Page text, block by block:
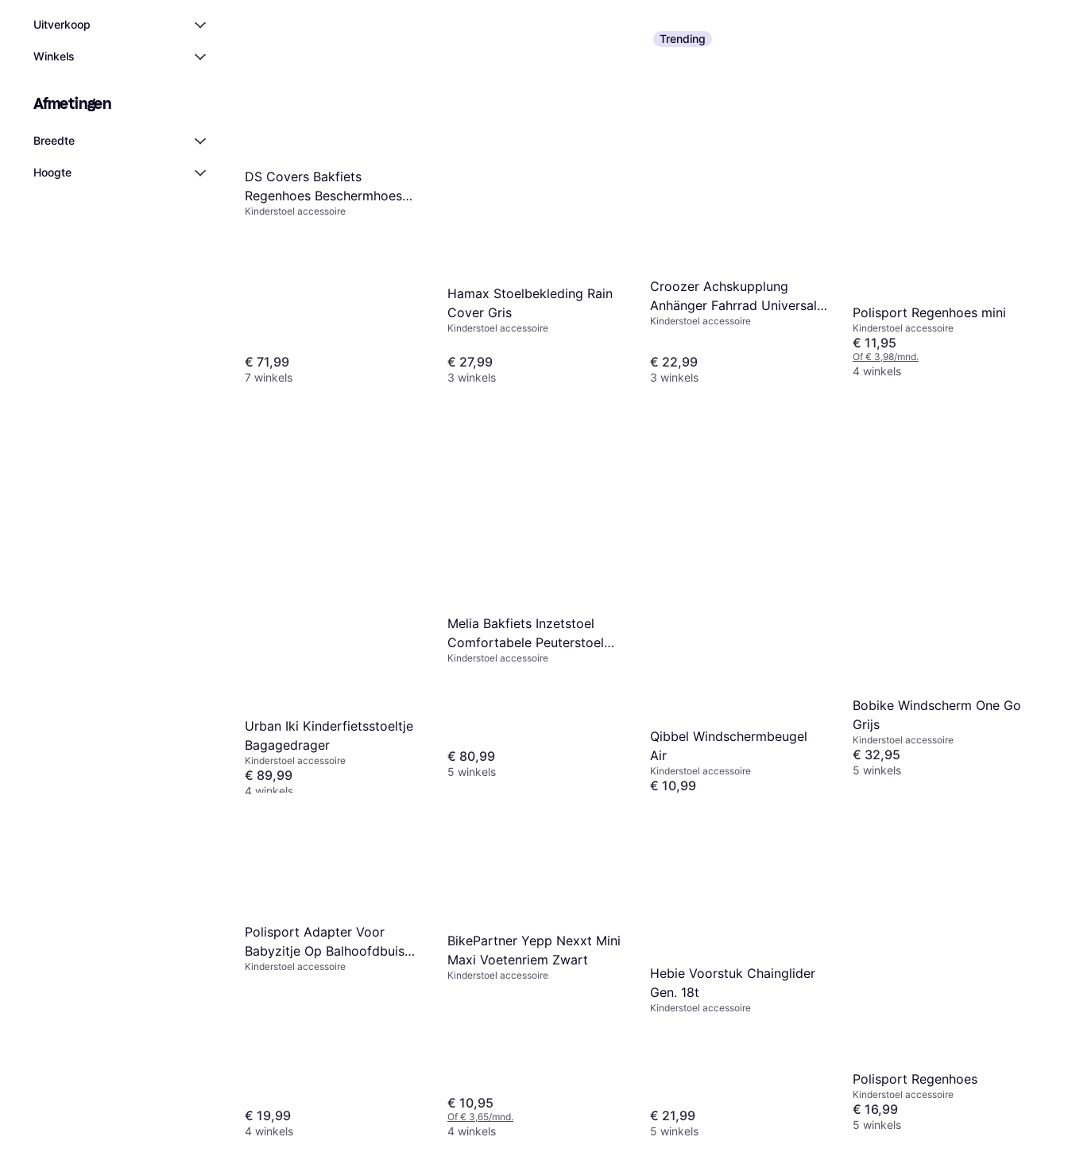
Uitverkoop
Winkels
Afmetingen
Breedte
Hoogte
DS Covers Bakfiets
Regenhoes Beschermhoes
Wieler
Kinderstoel accessoire
€ 71,99
7 winkels
Hamax Stoelbekleding Rain
Cover Gris
Kinderstoel accessoire
€ 27,99
3 winkels
Trending
Croozer Achskupplung
Anhänger Fahrrad Universal
Click&Crooz Schwarz
Kinderstoel accessoire
€ 22,99
3 winkels
Polisport Regenhoes mini
Kinderstoel accessoire
€ 11,95
Of € 3,98/mnd.
4 winkels
Urban Iki Kinderfietsstoeltje
Bagagedrager
Kinderstoel accessoire
€ 89,99
4 winkels
Melia Bakfiets Inzetstoel
Comfortabele Peuterstoel
75x25x15cm 5-Punts Gordel
Kinderstoel accessoire
€ 80,99
5 winkels
Qibbel Windschermbeugel
Air
Kinderstoel accessoire
€ 10,99
Bobike Windscherm One Go
Grijs
Kinderstoel accessoire
€ 32,95
5 winkels
Polisport Adapter Voor
Babyzitje Op Balhoofdbuis
Met Afstandskit Compatible
Kinderstoel accessoire
€ 19,99
4 winkels
BikePartner Yepp Nexxt Mini
Maxi Voetenriem Zwart
Kinderstoel accessoire
€ 10,95
Of € 3,65/mnd.
4 winkels
Hebie Voorstuk Chainglider
Gen. 18t
Kinderstoel accessoire
€ 21,99
5 winkels
Polisport Regenhoes
Kinderstoel accessoire
€ 16,99
5 winkels